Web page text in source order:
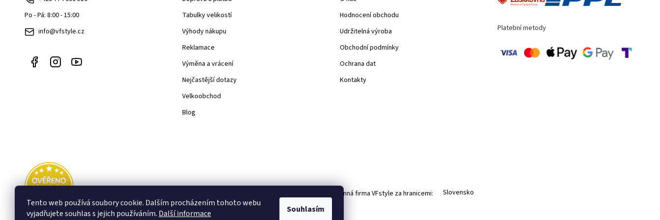
Tento web používá soubory cookie. Dalším procházením tohoto webu
vyjadřujete souhlas s jejich používáním. Další informace Souhlasím
Po - Pá: 8:00 - 15:00
info@vfstyle.cz
Tabulky velikostí
Výhody nákupu
Reklamace
Výměna a vrácení
Nejčastější dotazy
Velkoobchod
Blog
Hodnocení obchodu
Udržitelná výroba
Obchodní podmínky
Ochrana dat
Kontakty
Platební metody
Rodinná firma VFstyle za hranicemi: Slovensko